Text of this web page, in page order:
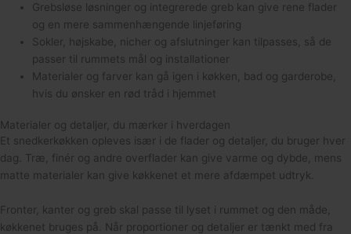
Grebsløse løsninger og integrerede greb kan give rene flader
og en mere sammenhængende linjeføring
Sokler, højskabe, nicher og afslutninger kan tilpasses, så de
passer til rummets mål og installationer
Materialer og farver kan gå igen i køkken, bad og garderobe,
hvis du ønsker en rød tråd i hjemmet
Materialer og detaljer, du mærker i hverdagen
Et snedkerkøkken opleves især i de flader og detaljer, du bruger hver
dag. Træ, finér og andre overflader kan give varme og dybde, mens
matte materialer kan give køkkenet et mere afdæmpet udtryk.
Fronter, kanter og greb skal passe til lyset i rummet og den måde,
køkkenet bruges på. Når proportioner og detaljer er tænkt med fra